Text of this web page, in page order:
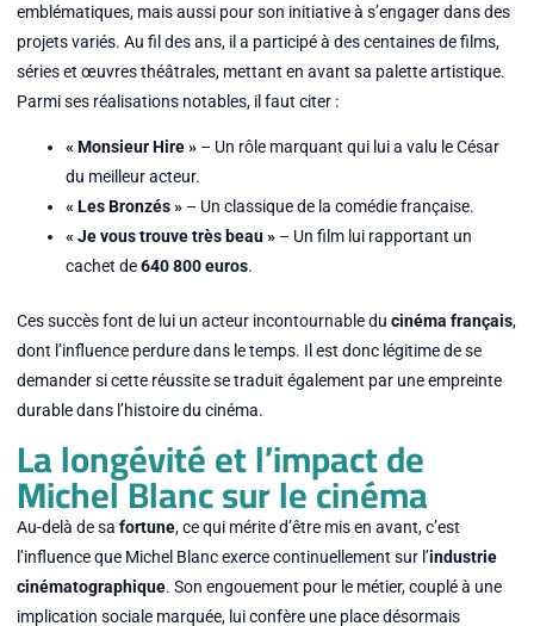
emblématiques, mais aussi pour son initiative à s’engager dans des
projets variés. Au fil des ans, il a participé à des centaines de films,
séries et œuvres théâtrales, mettant en avant sa palette artistique.
Parmi ses réalisations notables, il faut citer :
« Monsieur Hire »– Un rôle marquant qui lui a valu le César
du meilleur acteur.
« Les Bronzés »– Un classique de la comédie française.
« Je vous trouve très beau »– Un film lui rapportant un
cachet de640 800 euros.
Ces succès font de lui un acteur incontournable du cinéma français,
dont l’influence perdure dans le temps. Il est donc légitime de se
demander si cette réussite se traduit également par une empreinte
durable dans l’histoire du cinéma.
La longévité et l’impact de
Michel Blanc sur le cinéma
Au-delà de sa fortune, ce qui mérite d’être mis en avant, c’est
l’influence que Michel Blanc exerce continuellement sur l’industrie
cinématographique. Son engouement pour le métier, couplé à une
implication sociale marquée, lui confère une place désormais